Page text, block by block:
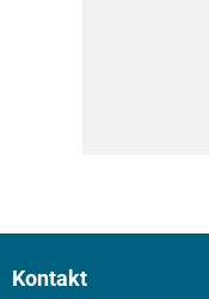
Kontakt